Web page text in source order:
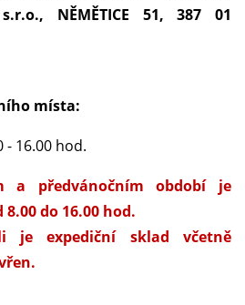
NĚMĚTICE 51, 387 01
místa:
- 16.00 hod.
a předvánočním období je
do 16.00 hod.
je expediční sklad včetně